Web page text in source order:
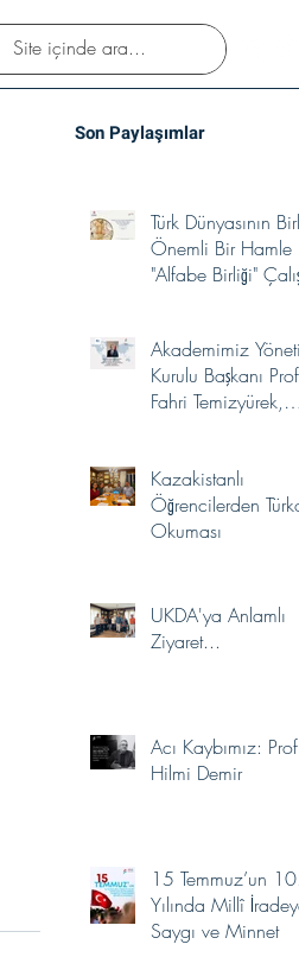
Son Paylaşımlar
Türk Dünyasının
Önemli Bir Hamle
"Alfabe Birliği"
Akademimiz
Kurulu Başkanı
Fahri Temizyürek,
Yakınlaşması İhtisas
Komitesi Üyeliğine
Seçildi.
Kazakistanlı
Öğrencilerden
Okuması
UKDA'ya Anlamlı
Ziyaret...
Acı Kaybımız:
Hilmi Demir
15 Temmuz’un 10.
Yılında Millî
Saygı ve Minnet